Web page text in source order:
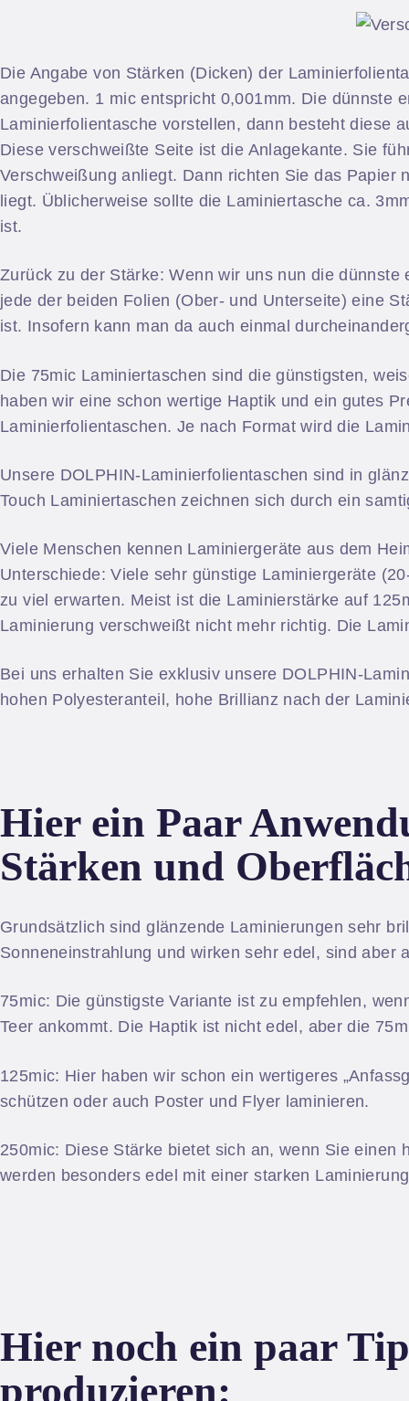
Die Angabe von Stärken (Dicken) der
angegeben. 1 mic entspricht 0,001mm. Die dünnste
Laminierfolientasche vorstellen, dann besteht diese
Diese verschweißte Seite ist die Anlagekante. Sie
Verschweißung anliegt. Dann richten Sie das Papier
liegt. Üblicherweise sollte die Laminiertasche ca.
ist.
Zurück zu der Stärke: Wenn wir uns nun die
jede der beiden Folien (Ober- und Unterseite) eine
ist. Insofern kann man da auch einmal
Die 75mic Laminiertaschen sind die günstigsten,
haben wir eine schon wertige Haptik und ein gutes
Laminierfolientaschen. Je nach Format wird die
Unsere DOLPHIN-Laminierfolientaschen sind in
Touch Laminiertaschen zeichnen sich durch ein
Viele Menschen kennen Laminiergeräte aus dem
Unterschiede: Viele sehr günstige Laminiergeräte
zu viel erwarten. Meist ist die Laminierstärke auf
Laminierung verschweißt nicht mehr richtig. Die
Bei uns erhalten Sie exklusiv unsere DOLPHIN-
hohen Polyesteranteil, hohe Brillianz nach der
Hier ein Paar
Stärken und
Grundsätzlich sind glänzende Laminierungen sehr
Sonneneinstrahlung und wirken sehr edel, sind
75mic: Die günstigste Variante ist zu empfehlen,
Teer ankommt. Die Haptik ist nicht edel, aber die
125mic: Hier haben wir schon ein wertigeres
schützen oder auch Poster und Flyer laminieren.
250mic: Diese Stärke bietet sich an, wenn Sie
werden besonders edel mit einer starken
Hier noch ein paar
produzieren: